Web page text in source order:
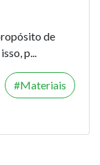
de
p...
Materiais